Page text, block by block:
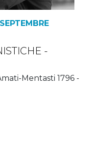
-
Mentasti 1796 -